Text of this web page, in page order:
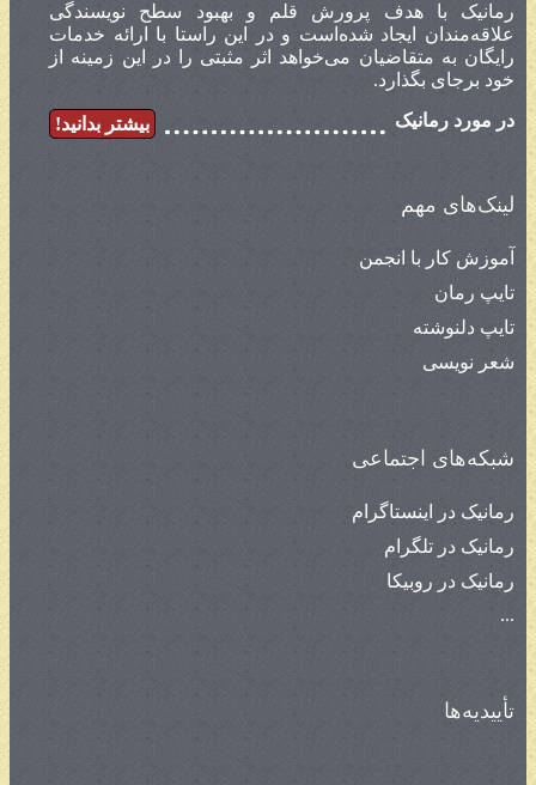
رمانیک با هدف پرورش قلم و بهبود سطح نویسندگی
علاقه‌مندان ایجاد شده‌است و در این راستا با ارائه خدمات
رایگان به متقاضیان می‌خواهد اثر مثبتی را در این زمینه از
خود برجای بگذارد.
در مورد رمانیک
بیشتر بدانید!
لینک‌های مهم
آموزش کار با انجمن
تایپ رمان
تایپ دلنوشته
شعر نویسی
شبکه‌های اجتماعی
رمانیک در اینستاگرام
رمانیک در تلگرام
رمانیک در روبیکا
...
تأییدیه‌ها